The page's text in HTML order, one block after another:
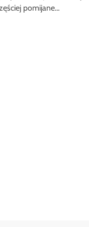
pomijane…